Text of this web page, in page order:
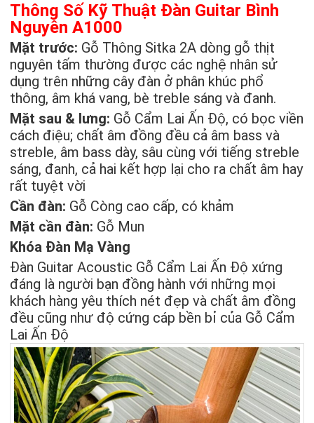
Thông Số Kỹ Thuật Đàn Guitar Bình
Nguyên A1000
Mặt trước: Gỗ Thông Sitka 2A dòng gỗ thịt
nguyên tấm thường được các nghệ nhân sử
dụng trên những cây đàn ở phân khúc phổ
thông, âm khá vang, bè treble sáng và đanh.
Mặt sau & lưng: Gỗ Cẩm Lai Ấn Độ, có bọc viền
cách điệu; chất âm đồng đều cả âm bass và
streble, âm bass dày, sâu cùng với tiếng streble
sáng, đanh, cả hai kết hợp lại cho ra chất âm hay
rất tuyệt vời
Cần đàn: Gỗ Còng cao cấp, có khảm
Mặt cần đàn: Gỗ Mun
Khóa Đàn Mạ Vàng
Đàn Guitar Acoustic Gỗ Cẩm Lai Ấn Độ xứng
đáng là người bạn đồng hành với những mọi
khách hàng yêu thích nét đẹp và chất âm đồng
đều cũng như độ cứng cáp bền bỉ của Gỗ Cẩm
Lai Ấn Độ